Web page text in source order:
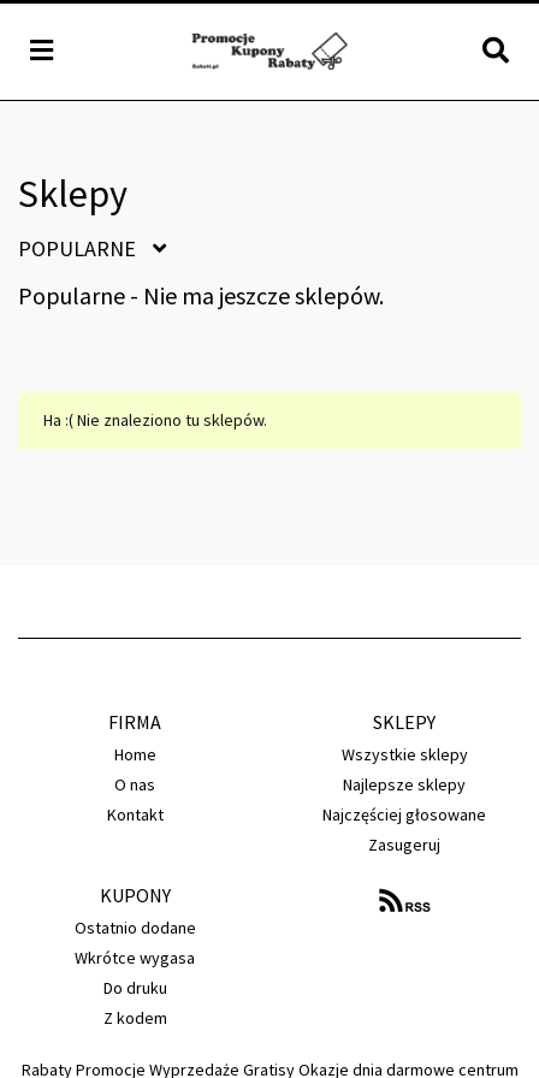
Sklepy
POPULARNE
Popularne - Nie ma jeszcze sklepów.
Ha :( Nie znaleziono tu sklepów.
FIRMA
Home
O nas
Kontakt
SKLEPY
Wszystkie sklepy
Najlepsze sklepy
Najczęściej głosowane
Zasugeruj
KUPONY
Ostatnio dodane
Wkrótce wygasa
Do druku
Z kodem
Rabaty Promocje Wyprzedaże Gratisy Okazje dnia darmowe centrum